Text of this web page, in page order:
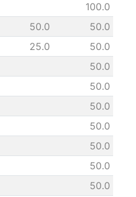
100.0
50.0
50.0
25.0
50.0
50.0
50.0
50.0
50.0
50.0
50.0
50.0